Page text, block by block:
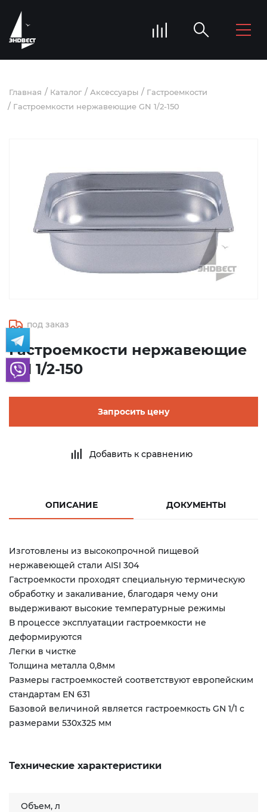
Главная Каталог Аксессуары
Гастроемкости
Гастроемкости нержавеющие GN 1/2-150
под заказ
Гастроемкости нержавеющие
GN 1/2-150
Запросить цену
Добавить к сравнению
ОПИСАНИЕ ДОКУМЕНТЫ
Изготовлены из высокопрочной пищевой
нержавеющей стали AISI 304
Гастроемкости проходят специальную термическую
обработку и закаливание, благодаря чему они
выдерживают высокие температурные режимы
В процессе эксплуатации гастроемкости не
деформируются
Легки в чистке
Толщина металла 0,8мм
Размеры гастроемкостей соответствуют европейским
стандартам EN 631
Базовой величиной является гастроемкость GN 1/1 с
размерами 530х325 мм
Технические характеристики
Объем, л